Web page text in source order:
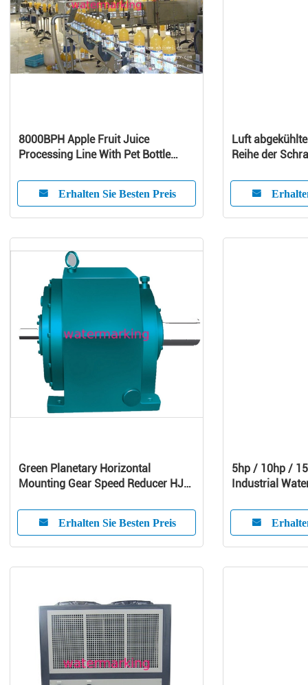
8000BPH Apple Fruit Juice
Processing Line With Pet Bottle
Erhalten Sie Besten Preis
Luft
Reihe der
Green Planetary Horizontal
Mounting Gear Speed Reducer HJW
Erhalten Sie Besten Preis
5hp / 10hp /
Industrial